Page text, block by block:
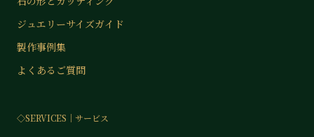
ジュエリーサイズガイド
製作事例集
よくあるご質問
◇SERVICES│サービス